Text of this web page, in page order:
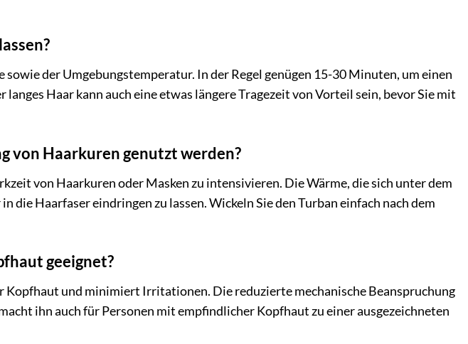
der Umgebungstemperatur. In der Regel genügen 15-30 Minuten, um einen
Haar kann auch eine etwas längere Tragezeit von Vorteil sein, bevor Sie mit
von Haarkuren genutzt werden?
von Haarkuren oder Masken zu intensivieren. Die Wärme, die sich unter dem
Haarfaser eindringen zu lassen. Wickeln Sie den Turban einfach nach dem
geeignet?
und minimiert Irritationen. Die reduzierte mechanische Beanspruchung
ihn auch für Personen mit empfindlicher Kopfhaut zu einer ausgezeichneten